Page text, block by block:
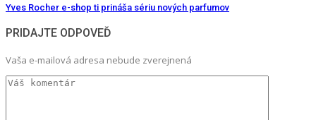
Yves Rocher e-shop ti prináša sériu nových parfumov
PRIDAJTE ODPOVEĎ
Vaša e-mailová adresa nebude zverejnená